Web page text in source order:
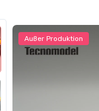
Außer Produktion